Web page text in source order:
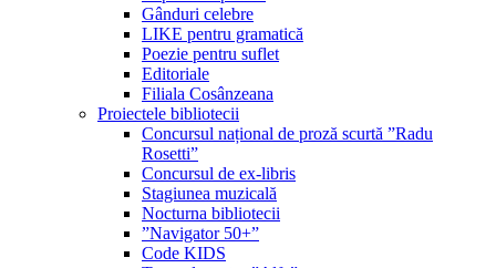
Gânduri celebre
LIKE pentru gramatică
Poezie pentru suflet
Editoriale
Filiala Cosânzeana
Proiectele bibliotecii
Concursul național de proză scurtă ”Radu
Rosetti”
Concursul de ex-libris
Stagiunea muzicală
Nocturna bibliotecii
”Navigator 50+”
Code KIDS